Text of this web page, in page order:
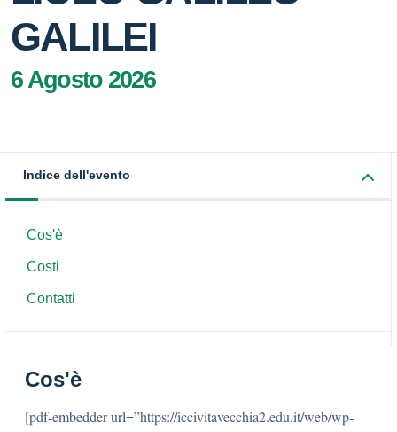
GALILEI
6 Agosto 2026
Indice dell'evento
Cos'è
Costi
Contatti
Cos'è
[pdf-embedder url=”https://iccivitavecchia2.edu.it/web/wp-